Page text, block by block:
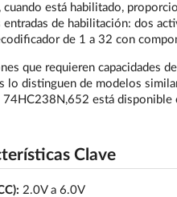
cuando está habilitado,
de habilitación: dos
de 1 a 32 con
que requieren
lo distinguen de modelos
está
Clave
2.0V a 6.0V